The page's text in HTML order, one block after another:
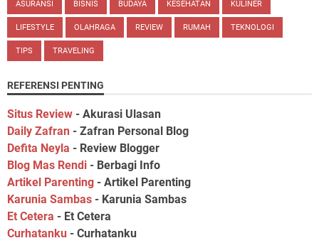
ASURANSI BISNIS BUDAYA KESEHATAN KULINER
LIFESTYLE OLAHRAGA REVIEW RUMAH TEKNOLOGI
TIPS TRAVELING
REFERENSI PENTING
Situs Review - Akurasi Ulasan
Daily Zafran - Zafran Personal Blog
Defita Neyla - Review Blogger
Blog Mas Rendi - Berbagi Info
Artikel Parenting - Artikel Parenting
Karunia Sambas - Karunia Sambas
Et Cetera - Et Cetera
Curhatanku - Curhatanku